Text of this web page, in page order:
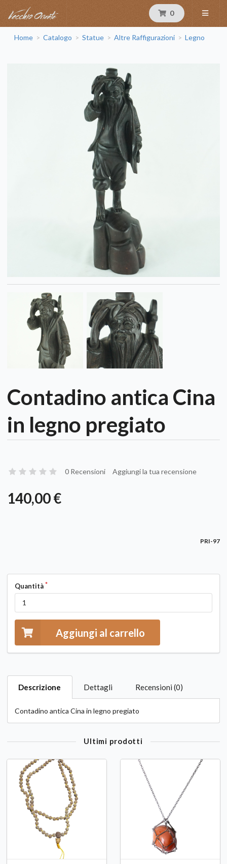
0
Home > Catalogo > Statue > Altre Raffigurazioni > Legno
Contadino antica Cina
in legno pregiato
0 Recensioni Aggiungi la tua recensione
140,00 €
PRI-97
Quantità
Aggiungi al carrello
Descrizione Dettagli Recensioni (0)
Contadino antica Cina in legno pregiato
Ultimi prodotti